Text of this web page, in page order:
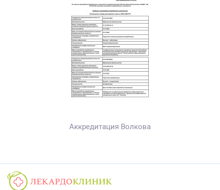
Аккредитация Волкова